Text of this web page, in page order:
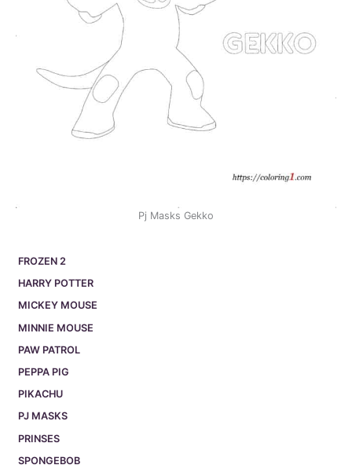
FROZEN 2
HARRY POTTER
MICKEY MOUSE
MINNIE MOUSE
PAW PATROL
PEPPA PIG
PIKACHU
PJ MASKS
PRINSES
SPONGEBOB
Pj Masks Gekko